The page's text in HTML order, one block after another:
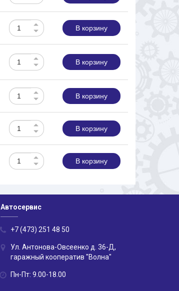
В корзину
В корзину
В корзину
В корзину
В корзину
Автосервис
+7 (473) 251 48 50
Ул. Антонова-Овсеенко д. 36-Д,
гаражный кооператив "Волна"
Пн-Пт: 9.00-18.00